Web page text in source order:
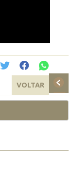
VOLTAR